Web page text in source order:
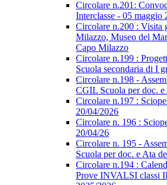
Circolare n.201:
Interclasse - 05 maggio
Circolare n.200 : Visita
Milazzo, Museo del
Capo Milazzo
Circolare n.199 :
Scuola secondaria di I
Circolare n.198 -
CGIL Scuola per doc.
Circolare n.197 :
20/04/2026
Circolare n. 196 :
20/04/26
Circolare n. 195 -
Scuola per doc. e Ata
Circolare n.194 :
Prove INVALSI classi